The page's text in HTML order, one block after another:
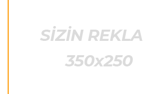
Simeone Xulian Alvaresin
gələcəyi ilə bağlı danışıb